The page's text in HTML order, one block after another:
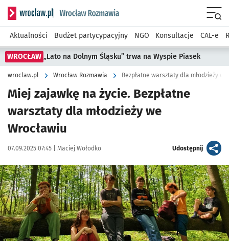
Serwis informacyjny wroclaw.pl podserwis: Rozmawia
Aktualności Budżet partycypacyjny NGO Konsultacje CAL-e
WROCŁAW „Lato na Dolnym Śląsku” trwa na Wyspie Piasek
wroclaw.pl Wrocław Rozmawia Bezpłatne warsztaty dla młodzieży
Miej zajawkę na życie. Bezpłatne
warsztaty dla młodzieży we
Wrocławiu
Data publikacji:
07.09.2025 07:45 | Autor:
Maciej Wołodko Udostępnijartykuł
Kliknij, aby powiększyć